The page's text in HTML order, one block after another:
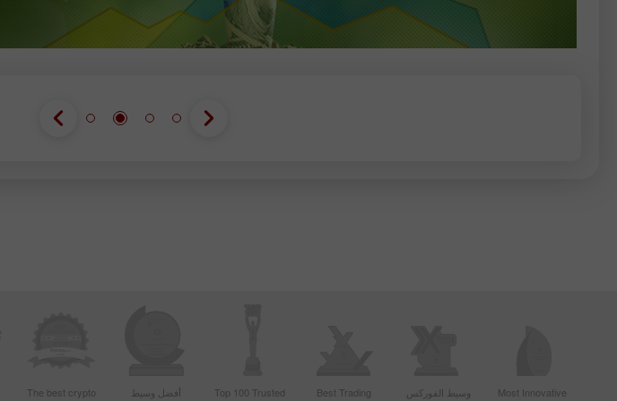
Most Innovative
وسيط الفوركس
Best Trading
Top 100 Trusted
أفضل وسيط
The best crypto